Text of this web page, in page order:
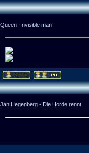
Queen- Invisible man
Jan Hegenberg - Die Horde rennt